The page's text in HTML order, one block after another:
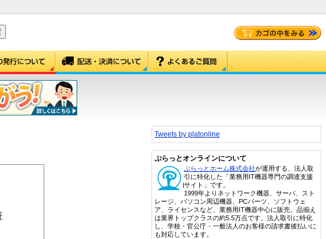
Tweets by platonline
ぷらっとオンラインについて
ぷらっとホーム株式会社が運用する、法人取
引に特化した「業務用IT機器専門の調達支援
サイト」です。
1999年よりネットワーク機器、サーバ、スト
レージ、パソコン周辺機器、PCパーツ、ソフトウェ
ア、ライセンスなど、業務用IT機器中心に販売。品揃え
は業界トップクラスの約5.5万点です。法人取引に特化
し、学校・官公庁・一般法人のお客様の請求書後払いに
も対応しています。